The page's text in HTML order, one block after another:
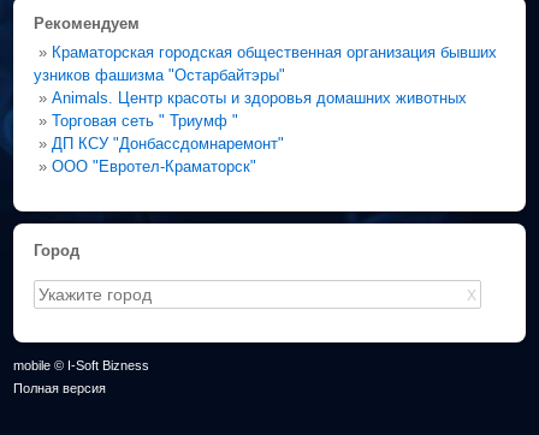
Рекомендуем
» Краматорская городская общественная организация бывших
узников фашизма "Остарбайтэры"
»Animals. Центр красоты и здоровья домашних животных
»Торговая сеть " Триумф "
» ДП КСУ "Донбассдомнаремонт"
»ООО "Евротел-Краматорск"
Город
X
mobile © I-Soft Bizness
Полная версия